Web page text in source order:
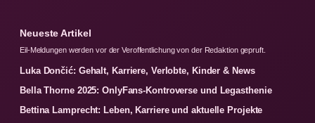
Neueste Artikel
Eil-Meldungen werden vor der Veroffentlichung von der Redaktion gepruft.
Luka Dončić: Gehalt, Karriere, Verlobte, Kinder & News
Bella Thorne 2025: OnlyFans-Kontroverse und Legasthenie
Bettina Lamprecht: Leben, Karriere und aktuelle Projekte